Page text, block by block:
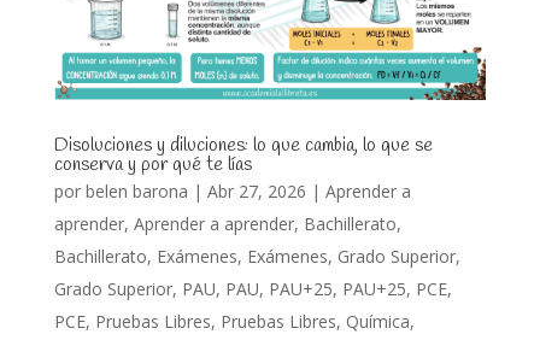
Disoluciones y diluciones: lo que cambia, lo que se
conserva y por qué te lías
por belen barona | Abr 27, 2026 | Aprender a
aprender, Aprender a aprender, Bachillerato,
Bachillerato, Exámenes, Exámenes, Grado Superior,
Grado Superior, PAU, PAU, PAU+25, PAU+25, PCE,
PCE, Pruebas Libres, Pruebas Libres, Química,